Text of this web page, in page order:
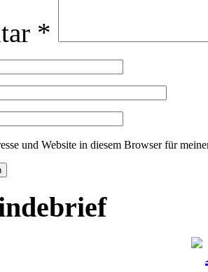
*
und Website in diesem Browser für